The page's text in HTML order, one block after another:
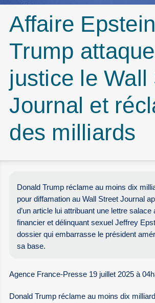
Affaire
Trump
justice le Wall
Journal et
des milliards
Donald Trump réclame au moins dix
pour diffamation au Wall Street Journal
d’un article lui attribuant une lettre salace
financier et délinquant sexuel Jeffrey
dossier qui embarrasse le président
sa base.
Agence France-Presse 19 juillet 2025 à
Donald Trump réclame au moins dix